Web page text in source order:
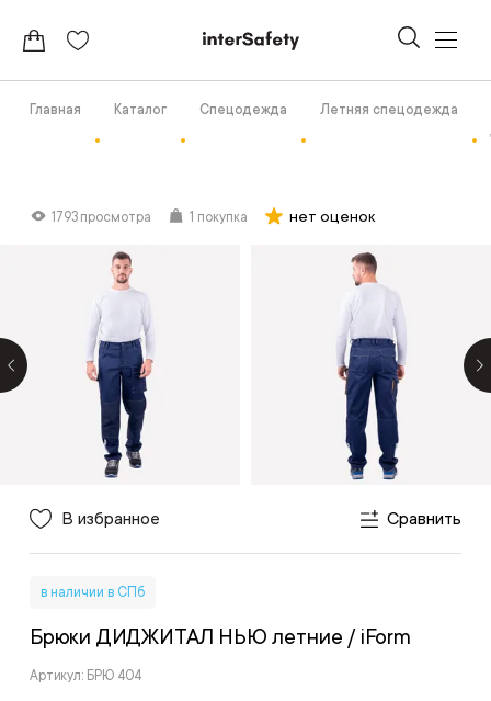
Главная Каталог Спецодежда Летняя спецодежда
1793 просмотра 1 покупка нет оценок
В избранное Сравнить
в наличии в СПб
Брюки ДИДЖИТАЛ НЬЮ летние / iForm
Артикул: БРЮ 404